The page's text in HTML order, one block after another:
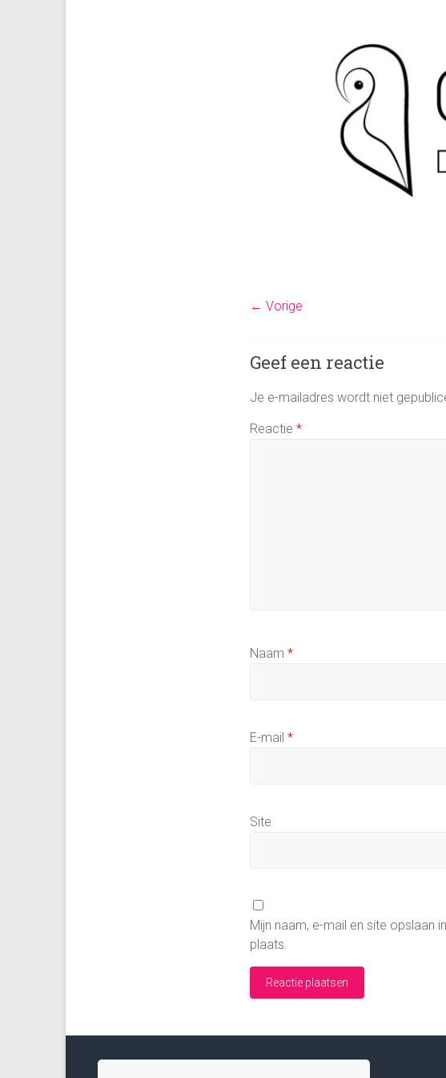
← Vorige
Geef een reactie
Je e-mailadres wordt niet
Reactie *
Naam *
E-mail *
Site
Mijn naam, e-mail en site opslaan
plaats.